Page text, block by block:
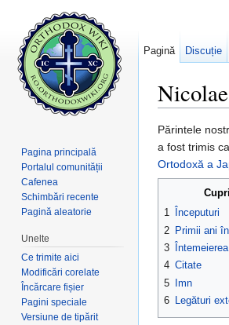
Părintele
a fost trimis ca
Ortodoxă a
1
Începuturi
2 Primii ani
3
4 Citate
5
Imn
6 Legături
Pagină Discuție
Pagina principală
Portalul comunității
Cafenea
Schimbări recente
Pagină aleatorie
Unelte
Ce trimite aici
Modificări corelate
Încărcare fișier
Pagini speciale
Versiune de tipărit